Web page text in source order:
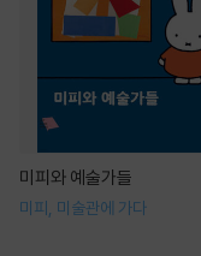
미피와 예술가들
미피, 미술관에 가다